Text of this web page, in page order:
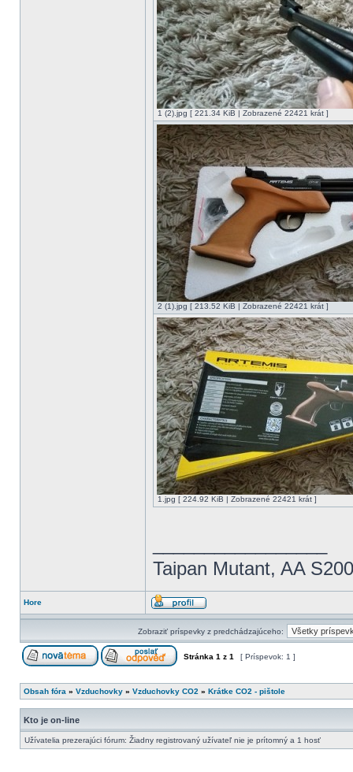
1 (2).jpg [ 221.34 KiB | Zobrazené 22421 krát ]
2 (1).jpg [ 213.52 KiB | Zobrazené 22421 krát ]
1.jpg [ 224.92 KiB | Zobrazené 22421 krát ]
Taipan Mutant, AA S200
Hore
Zobraziť príspevky z predchádzajúceho:
Stránka 1 z 1 [ Príspevok: 1 ]
Obsah fóra » Vzduchovky » Vzduchovky CO2 » Krátke CO2 - pištole
Kto je on-line
Užívatelia prezerajúci fórum: Žiadny registrovaný užívateľ nie je prítomný a 1 hosť